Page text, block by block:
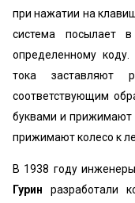
при нажатии на
система посылает
определенному
тока заставляют
соответствующим
буквами и прижимают
прижимают колесо к
В 1938 году
Гурин разработали